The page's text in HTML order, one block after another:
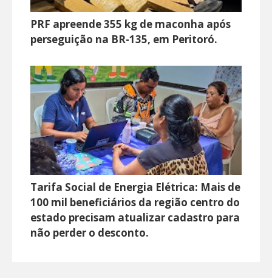
PRF apreende 355 kg de maconha após
perseguição na BR-135, em Peritoró.
Tarifa Social de Energia Elétrica: Mais de
100 mil beneficiários da região centro do
estado precisam atualizar cadastro para
não perder o desconto.